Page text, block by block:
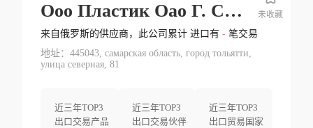
Ооо Пластик Оао Г. Сызрань Сэд Сызрань
来自俄罗斯的供应商，此公司累计 进口有 -笔交易
地址：445043, самарская область, город тольятти,
улица северная, 81
近三年TOP3
出口交易产品
近三年TOP3
出口交易伙伴
近三年TOP3
出口贸易国家
未收藏